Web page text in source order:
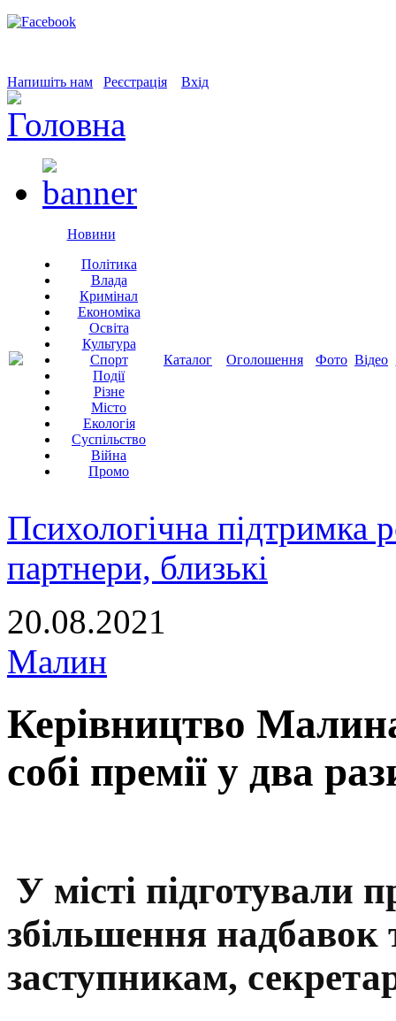
Напишіть нам Реєстрація Вхід
Новини
Політика
Влада
Кримінал
Економіка
Освіта
Культура
Спорт
Події
Різне
Місто
Екологія
Суспільство
Війна
Промо
Каталог Оголошення Фото Відео
Психологічна підтримка
партнери, близькі
20.08.2021
Малин
Керівництво
собі премії у два
У місті підготували
збільшення надбавок
заступникам,